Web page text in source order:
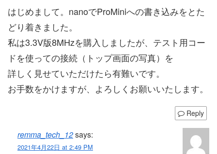
はじめまして。nanoでProMiniへの書き込みをとた
どり着きました。
私は3.3V版8MHzを購入しましたが、テスト用コー
ドを使っての接続（トップ画面の写真）を
詳しく見せていただけたら有難いです。
お手数をかけますが、よろしくお願いいたします。
Reply
remma_tech_12says:
2021年4月22日 at 2:49 PM